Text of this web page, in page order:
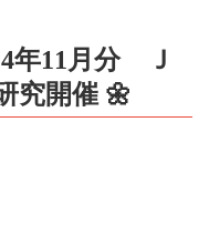
年11月分 Ｊ
究開催 🌼